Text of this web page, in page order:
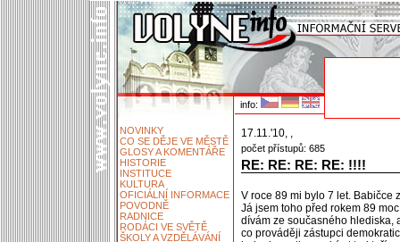
info:
NOVINKY
CO SE DĚJE VE MĚSTĚ
GLOSY A KOMENTÁŘE
HISTORIE
INSTITUCE
KULTURA
OFICIÁLNÍ INFORMACE
POVODNĚ
RADNICE
RODÁCI VE SVĚTĚ
ŠKOLY A VZDĚLÁVÁNÍ
17.11.'10, ,
počet přístupů: 685
RE: RE: RE: RE: !!!!
V roce 89 mi bylo 7 let. Babičce
Já jsem toho před rokem 89
dívám ze současného hlediska,
co prováději zástupci